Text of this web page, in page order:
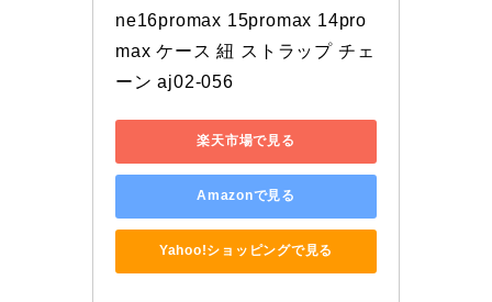
ne16promax 15promax 14pro
max ケース 紐 ストラップ チェ
ーン aj02-056
楽天市場で見る
Amazonで見る
Yahoo!ショッピングで見る